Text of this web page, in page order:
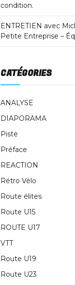
condition.
ENTRETIEN avec
Petite Entreprise –
CATÉGORIES
ANALYSE
DIAPORAMA
Piste
Préface
REACTION
Rétro Vélo
Route élites
Route U15
ROUTE U17
VTT
Route U19
Route U23